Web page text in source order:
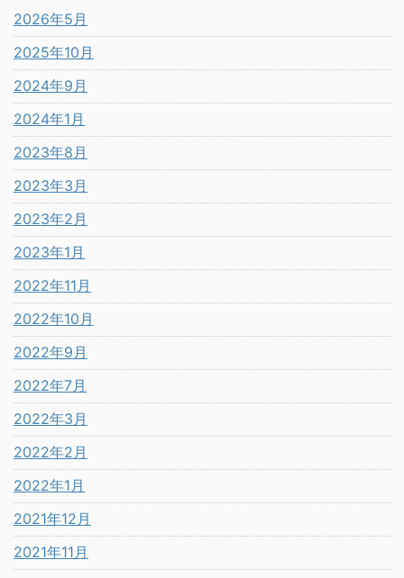
2026年5月
2025年10月
2024年9月
2024年1月
2023年8月
2023年3月
2023年2月
2023年1月
2022年11月
2022年10月
2022年9月
2022年7月
2022年3月
2022年2月
2022年1月
2021年12月
2021年11月